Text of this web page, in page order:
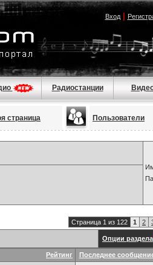
Вход|
Радиостанции
страница Пользователи
Страница 1 из 122 1 2
Опции раздела
Рейтинг Последнее